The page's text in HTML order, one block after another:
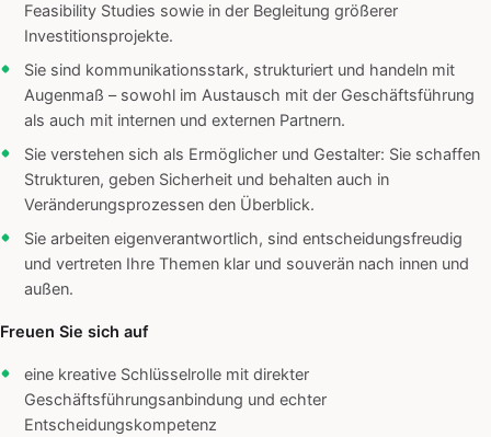
Feasibility Studies sowie in der Begleitung größerer
Investitionsprojekte.
Sie sind kommunikationsstark, strukturiert und handeln mit
Augenmaß – sowohl im Austausch mit der Geschäftsführung
als auch mit internen und externen Partnern.
Sie verstehen sich als Ermöglicher und Gestalter: Sie schaffen
Strukturen, geben Sicherheit und behalten auch in
Veränderungsprozessen den Überblick.
Sie arbeiten eigenverantwortlich, sind entscheidungsfreudig
und vertreten Ihre Themen klar und souverän nach innen und
außen.
Freuen Sie sich auf
eine kreative Schlüsselrolle mit direkter
Geschäftsführungsanbindung und echter
Entscheidungskompetenz